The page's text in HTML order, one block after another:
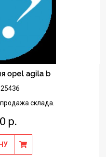
opel agila b
склада.
р.